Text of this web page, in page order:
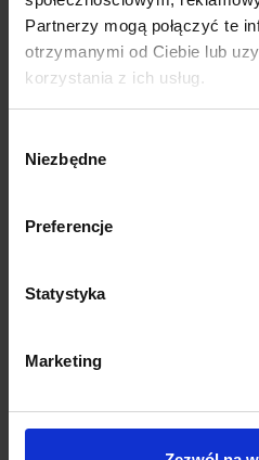
Partnerzy mogą połączyć te
otrzymanymi od Ciebie lub
korzystania z ich usług.
zgody
Niezbędne
Preferencje
Statystyka
Marketing
Opinie (0)
Produkty z tej samej